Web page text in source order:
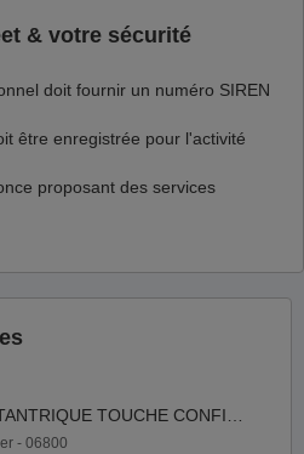
& votre sécurité
doit fournir un numéro SIREN
être enregistrée pour l'activité
proposant des services
- 06800